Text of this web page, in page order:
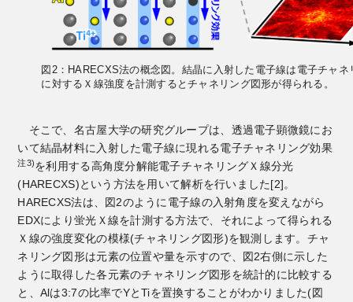
図2：HARECXS法の概念図。結晶に入射した電子線は電子チャ
に対するＸ線強度を計測するとチャネリング図形が得られる。
そこで、名古屋大学の研究グループは、透過電子顕微鏡にお
いて結晶材料に入射した電子線に現れる電子チャネリング効果
注3)を利用する高角度分解能電子チャネリングＸ線分光
(HARECXS)という方法を用いて解析を行いました[2]。
HARECXS法は、図2のように電子線の入射角度を変えながら
EDXにより蛍光Ｘ線を計測する方法で、それによって得られる
Ｘ線の強度変化の模様(チャネリング図形)を観測します。チャ
ネリング図形は元素の位置や量を示すので、図2右側に示した
ように取得した各元素のチャネリング図形を統計的に比較する
と、Alは3:7の比率でYとTiを置換することがわかりました(図